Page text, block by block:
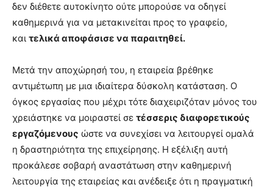
δεν διέθετε αυτοκίνητο ούτε μπορούσε να οδηγεί
καθημερινά για να μετακινείται προς το γραφείο,
και τελικά αποφάσισε να παραιτηθεί.
Μετά την αποχώρησή του, η εταιρεία βρέθηκε
αντιμέτωπη με μια ιδιαίτερα δύσκολη κατάσταση. Ο
όγκος εργασίας που μέχρι τότε διαχειριζόταν μόνος του
χρειάστηκε να μοιραστεί σε τέσσερις διαφορετικούς
εργαζόμενους ώστε να συνεχίσει να λειτουργεί ομαλά
η δραστηριότητα της επιχείρησης. Η εξέλιξη αυτή
προκάλεσε σοβαρή αναστάτωση στην καθημερινή
λειτουργία της εταιρείας και ανέδειξε ότι η πραγματική